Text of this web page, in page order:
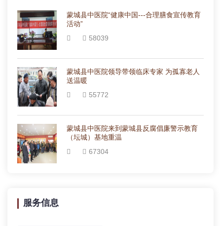
蒙城县中医院“健康中国---合理膳食宣传教育
活动”
58039
蒙城县中医院领导带领临床专家 为孤寡老人
送温暖
55772
蒙城县中医院来到蒙城县反腐倡廉警示教育
（坛城）基地重温
67304
服务信息